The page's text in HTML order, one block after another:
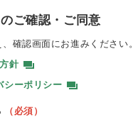
ご確認・ご同意
確認画面にお進みください。
針
シーポリシー
（必須）